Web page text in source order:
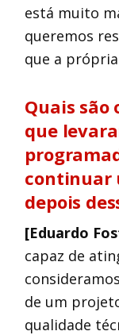
está muito
queremos
que a
Quais são
que
continuar
depois
[Eduardo
capaz de
de um
qualidade